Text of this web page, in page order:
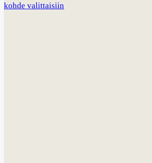
kohde valittaisiin